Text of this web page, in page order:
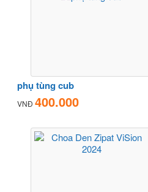
phụ tùng cub
VNĐ 400.000